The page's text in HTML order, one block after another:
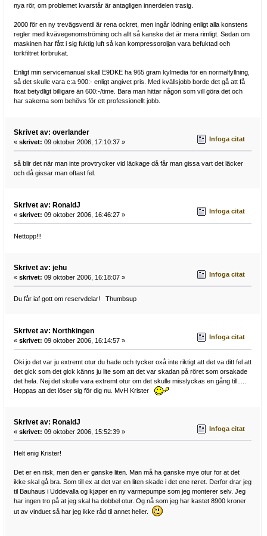
nya rör, om problemet kvarstår är antagligen innerdelen trasig.
2000 för en ny trevägsventil är rena ockret, men ingår lödning enligt alla konstens
regler med kvävegenomströming och allt så kanske det är mera rimligt. Sedan om
maskinen har fått i sig fuktig luft så kan kompressoroljan vara befuktad och
torkfiltret förbrukat.
Enligt min servicemanual skall E9DKE ha 965 gram kylmedia för en normalfyllning,
så det skulle vara c:a 900:- enligt angivet pris. Med kvällsjobb borde det gå att få
fixat betydligt billigare än 600:-/time. Bara man hittar någon som vill göra det och
har sakerna som behövs för ett professionellt jobb.
Skrivet av: overlander
« skrivet: 09 oktober 2006, 17:10:37 » Infoga citat
så blir det när man inte provtrycker vid läckage då får man gissa vart det läcker
och då gissar man oftast fel.
Skrivet av: RonaldJ
« skrivet: 09 oktober 2006, 16:46:27 » Infoga citat
Nettopp!!!
Skrivet av: jehu
« skrivet: 09 oktober 2006, 16:18:07 » Infoga citat
Du får iaf gott om reservdelar! Thumbsup
Skrivet av: Northkingen
« skrivet: 09 oktober 2006, 16:14:57 » Infoga citat
Oki jo det var ju extremt otur du hade och tycker oxå inte riktigt att det va ditt fel att
det gick som det gick känns ju lite som att det var skadan på röret som orsakade
det hela. Nej det skulle vara extremt otur om det skulle misslyckas en gång till.....
Hoppas att det löser sig för dig nu. MvH Krister
Skrivet av: RonaldJ
« skrivet: 09 oktober 2006, 15:52:39 » Infoga citat
Helt enig Krister!
Det er en risk, men den er ganske liten. Man må ha ganske mye otur for at det
ikke skal gå bra. Som till ex at det var en liten skade i det ene røret. Derfor drar jeg
til Bauhaus i Uddevalla og kjøper en ny varmepumpe som jeg monterer selv. Jeg
har ingen tro på at jeg skal ha dobbel otur. Og nå som jeg har kastet 8900 kroner
ut av vinduet så har jeg ikke råd til annet heller.